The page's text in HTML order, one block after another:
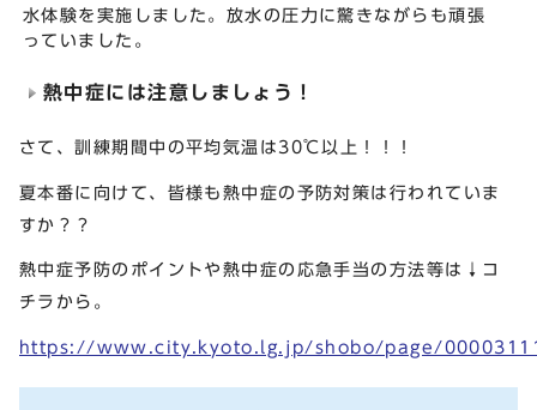
水体験を実施しました。放水の圧力に驚きながらも頑張
っていました。
熱中症には注意しましょう！
さて、訓練期間中の平均気温は30℃以上！！！
夏本番に向けて、皆様も熱中症の予防対策は行われていま
すか？？
熱中症予防のポイントや熱中症の応急手当の方法等は↓コ
チラから。
https://www.city.kyoto.lg.jp/shobo/page/